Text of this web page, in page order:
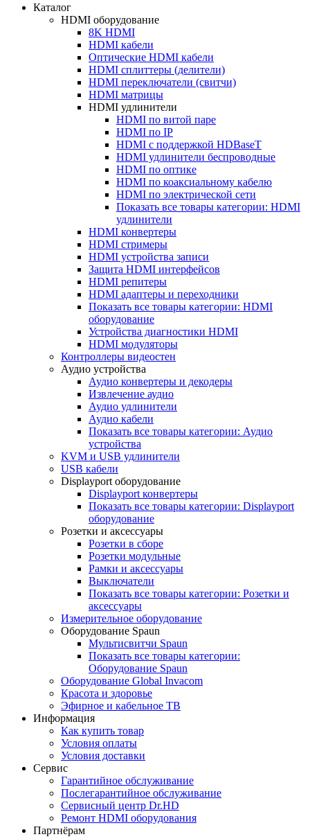
Каталог
HDMI оборудование
8K HDMI
HDMI кабели
Оптические HDMI кабели
HDMI сплиттеры (делители)
HDMI переключатели (свитчи)
HDMI матрицы
HDMI удлинители
HDMI по витой паре
HDMI по IP
HDMI с поддержкой HDBaseT
HDMI удлинители беспроводные
HDMI по оптике
HDMI по коаксиальному кабелю
HDMI по электрической сети
Показать все товары категории: HDMI
удлинители
HDMI конвертеры
HDMI стримеры
HDMI устройства записи
Защита HDMI интерфейсов
HDMI репитеры
HDMI адаптеры и переходники
Показать все товары категории: HDMI
оборудование
Устройства диагностики HDMI
HDMI модуляторы
Контроллеры видеостен
Аудио устройства
Аудио конвертеры и декодеры
Извлечение аудио
Аудио удлинители
Аудио кабели
Показать все товары категории: Аудио
устройства
KVM и USB удлинители
USB кабели
Displayport оборудование
Displayport конвертеры
Показать все товары категории: Displayport
оборудование
Розетки и аксессуары
Розетки в сборе
Розетки модульные
Рамки и аксессуары
Выключатели
Показать все товары категории: Розетки и
аксессуары
Измерительное оборудование
Оборудование Spaun
Мультисвитчи Spaun
Показать все товары категории:
Оборудование Spaun
Оборудование Global Invacom
Красота и здоровье
Эфирное и кабельное ТВ
Информация
Как купить товар
Условия оплаты
Условия доставки
Сервис
Гарантийное обслуживание
Послегарантийное обслуживание
Сервисный центр Dr.HD
Ремонт HDMI оборудования
Партнёрам